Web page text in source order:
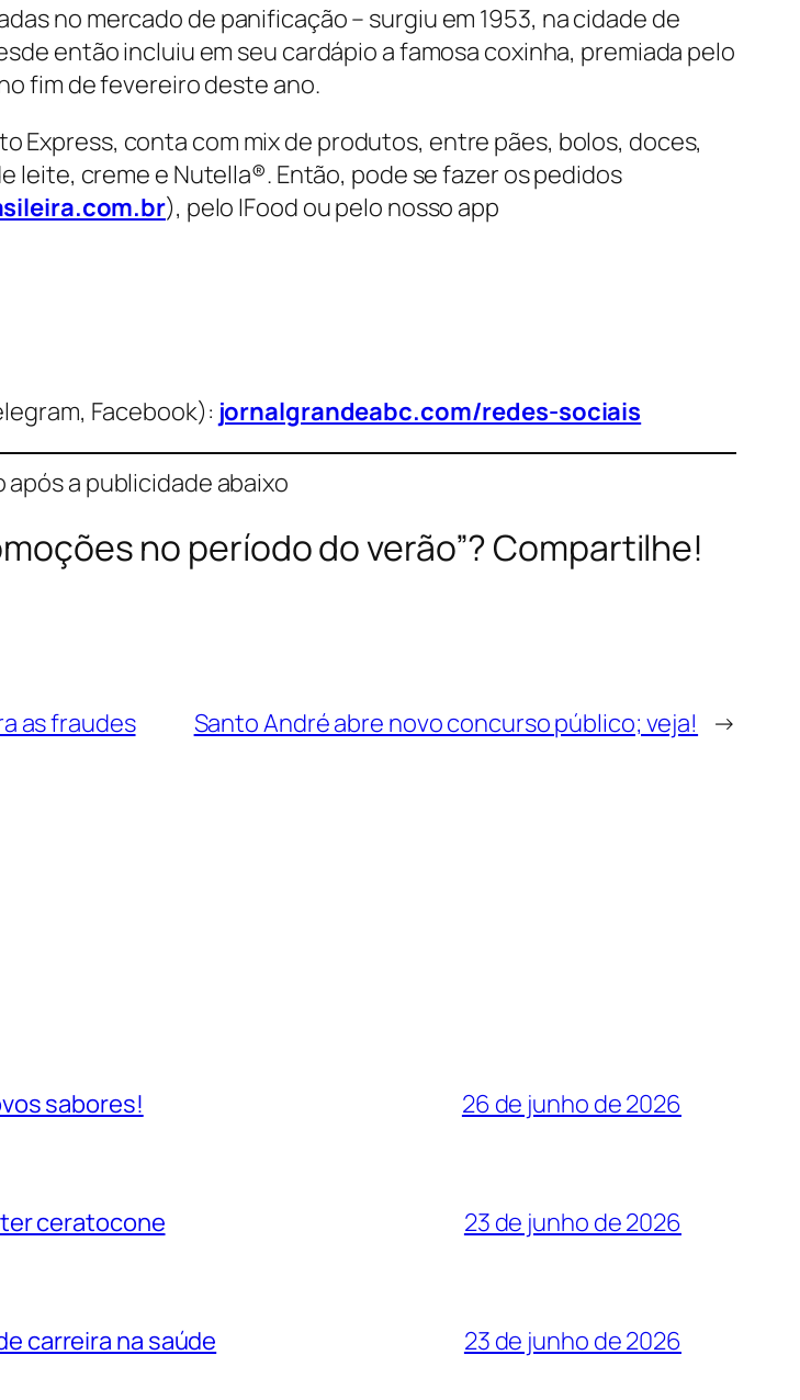
no mercado de panificação – surgiu em 1953, na cidade de
então incluiu em seu cardápio a famosa coxinha, premiada pelo
fim de fevereiro deste ano.
Express, conta com mix de produtos, entre pães, bolos, doces,
leite, creme e Nutella®. Então, pode se fazer os pedidos
), pelo IFood ou pelo nosso app
Facebook): jornalgrandeabc.com/redes-sociais
a publicidade abaixo
no período do verão”? Compartilhe!
as fraudes Santo André abre novo concurso público; veja! →
sabores! 26 de junho de 2026
ceratocone 23 de junho de 2026
carreira na saúde 23 de junho de 2026